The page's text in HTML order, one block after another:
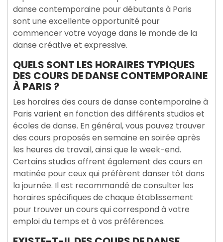
danse contemporaine pour débutants à Paris
sont une excellente opportunité pour
commencer votre voyage dans le monde de la
danse créative et expressive.
QUELS SONT LES HORAIRES TYPIQUES
DES COURS DE DANSE CONTEMPORAINE
À PARIS ?
Les horaires des cours de danse contemporaine à
Paris varient en fonction des différents studios et
écoles de danse. En général, vous pouvez trouver
des cours proposés en semaine en soirée après
les heures de travail, ainsi que le week-end.
Certains studios offrent également des cours en
matinée pour ceux qui préfèrent danser tôt dans
la journée. Il est recommandé de consulter les
horaires spécifiques de chaque établissement
pour trouver un cours qui correspond à votre
emploi du temps et à vos préférences.